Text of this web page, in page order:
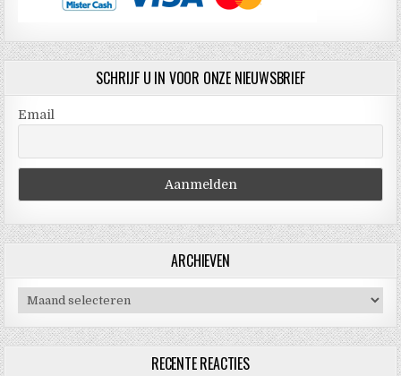
SCHRIJF U IN VOOR ONZE NIEUWSBRIEF
Email
ARCHIEVEN
Archieven
RECENTE REACTIES